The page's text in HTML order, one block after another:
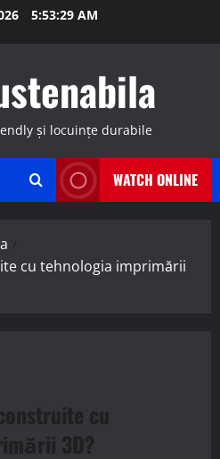
5:53:30 AM
și locuințe durabile
WATCH ONLINE
cu tehnologia imprimării
cu
3D?